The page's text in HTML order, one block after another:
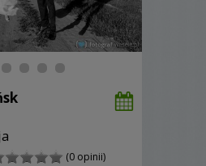
(0 opinii)